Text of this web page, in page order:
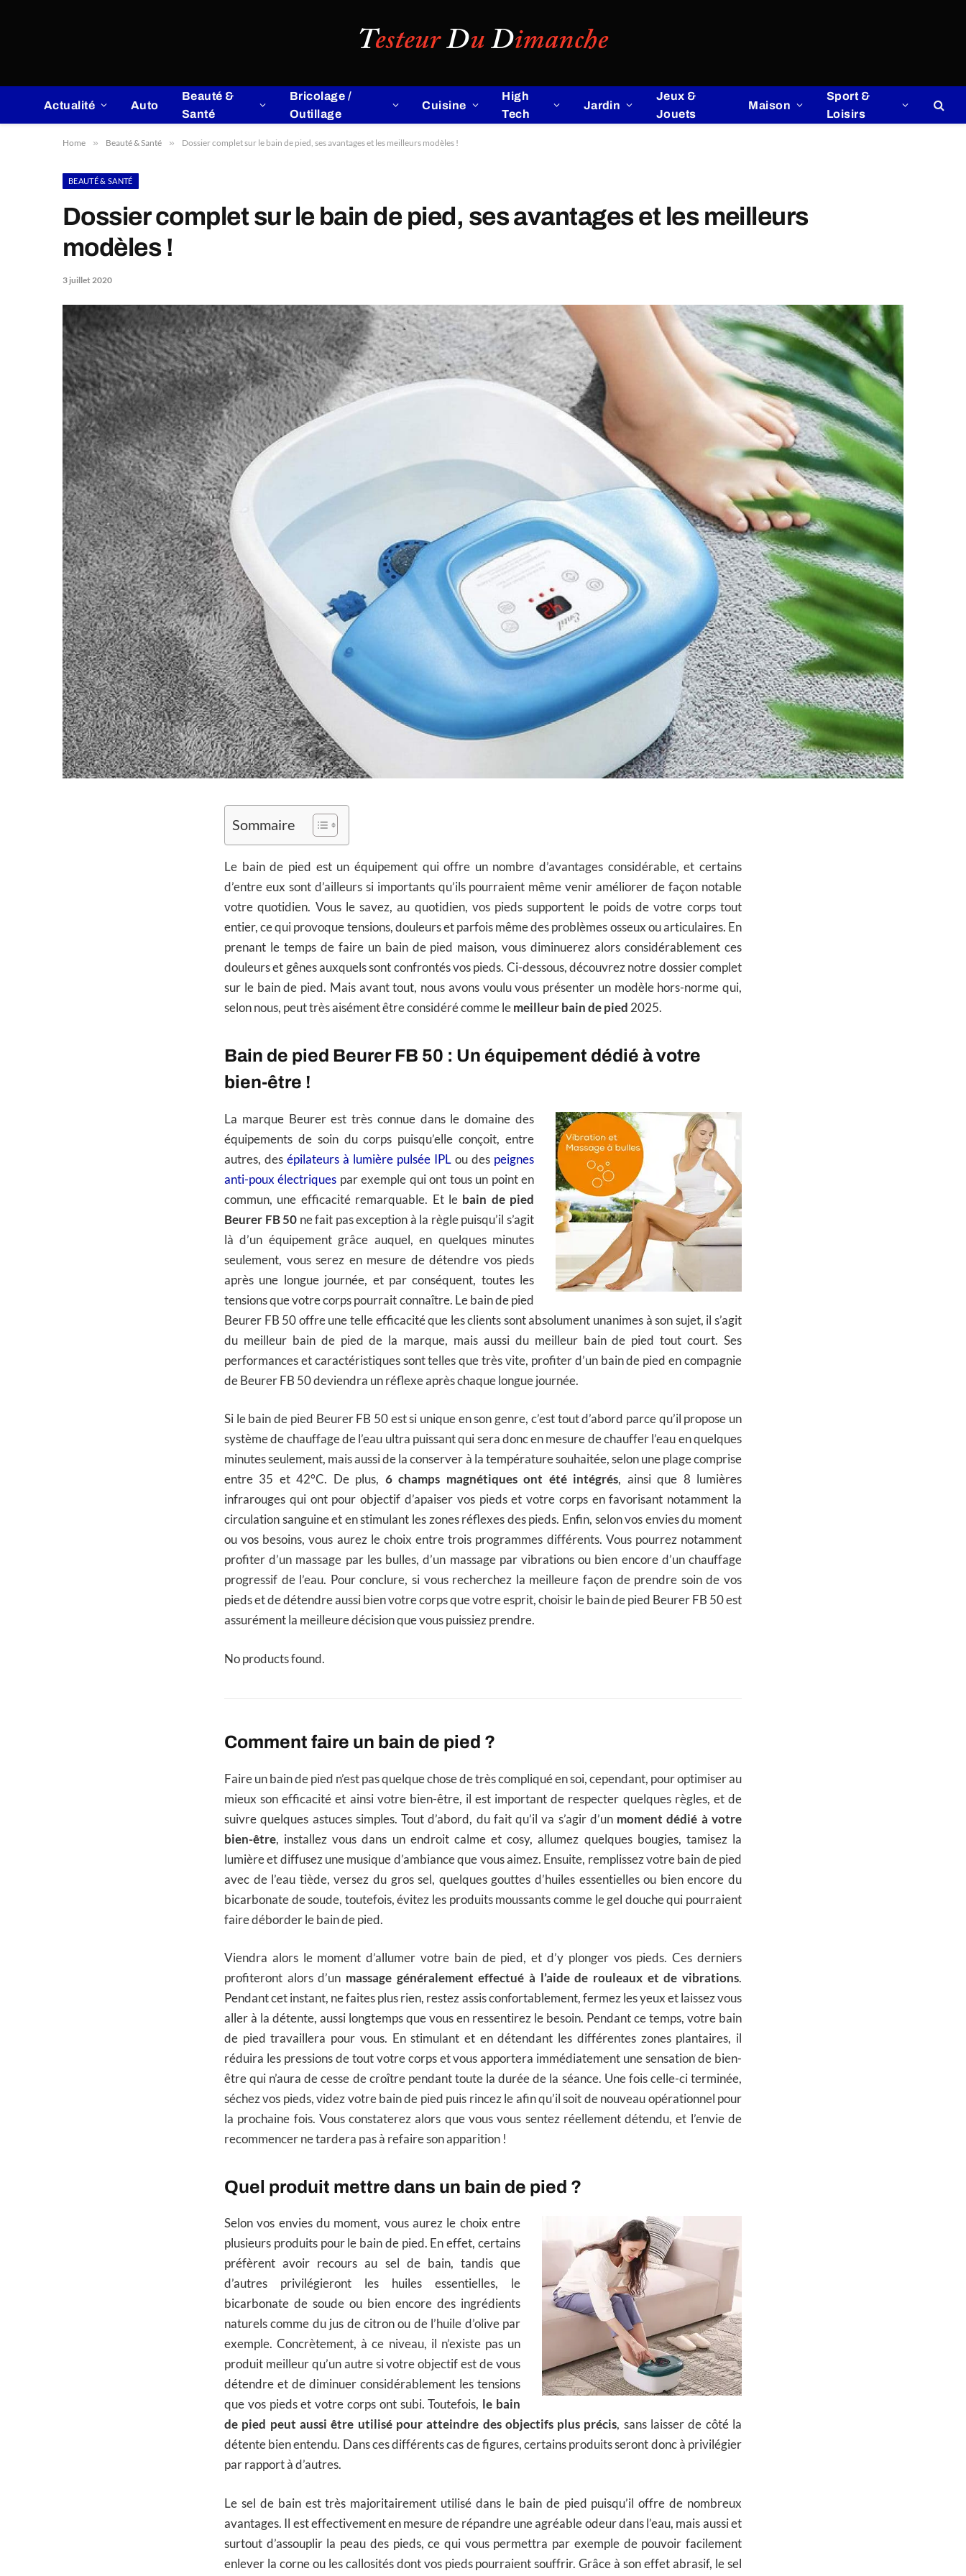
Actualité Auto
Beauté &
Santé
Bricolage /
Outillage
Cuisine
High
Tech
Jardin
Jeux &
Jouets
Maison
Sport &
Loisirs
Home » Beauté & Santé » Dossier complet sur le bain de pied, ses avantages et les meilleurs modèles !
BEAUTÉ & SANTÉ
Dossier complet sur le bain de pied, ses avantages et les meilleurs
modèles !
3 juillet 2020
Sommaire
Le bain de pied est un équipement qui offre un nombre d’avantages considérable, et certains
d’entre eux sont d’ailleurs si importants qu’ils pourraient même venir améliorer de façon notable
votre quotidien. Vous le savez, au quotidien, vos pieds supportent le poids de votre corps tout
entier, ce qui provoque tensions, douleurs et parfois même des problèmes osseux ou articulaires. En
prenant le temps de faire un bain de pied maison, vous diminuerez alors considérablement ces
douleurs et gênes auxquels sont confrontés vos pieds. Ci-dessous, découvrez notre dossier complet
sur le bain de pied. Mais avant tout, nous avons voulu vous présenter un modèle hors-norme qui,
selon nous, peut très aisément être considéré comme le meilleur bain de pied 2025.
Bain de pied Beurer FB 50 : Un équipement dédié à votre
bien-être !
La marque Beurer est très connue dans le domaine des
équipements de soin du corps puisqu’elle conçoit, entre
autres, des épilateurs à lumière pulsée IPL ou des peignes
anti-poux électriques par exemple qui ont tous un point en
commun, une efficacité remarquable. Et le bain de pied
Beurer FB 50 ne fait pas exception à la règle puisqu’il s’agit
là d’un équipement grâce auquel, en quelques minutes
seulement, vous serez en mesure de détendre vos pieds
après une longue journée, et par conséquent, toutes les
tensions que votre corps pourrait connaître. Le bain de pied
Beurer FB 50 offre une telle efficacité que les clients sont absolument unanimes à son sujet, il s’agit
du meilleur bain de pied de la marque, mais aussi du meilleur bain de pied tout court. Ses
performances et caractéristiques sont telles que très vite, profiter d’un bain de pied en compagnie
de Beurer FB 50 deviendra un réflexe après chaque longue journée.
Si le bain de pied Beurer FB 50 est si unique en son genre, c’est tout d’abord parce qu’il propose un
système de chauffage de l’eau ultra puissant qui sera donc en mesure de chauffer l’eau en quelques
minutes seulement, mais aussi de la conserver à la température souhaitée, selon une plage comprise
entre 35 et 42°C. De plus, 6 champs magnétiques ont été intégrés, ainsi que 8 lumières
infrarouges qui ont pour objectif d’apaiser vos pieds et votre corps en favorisant notamment la
circulation sanguine et en stimulant les zones réflexes des pieds. Enfin, selon vos envies du moment
ou vos besoins, vous aurez le choix entre trois programmes différents. Vous pourrez notamment
profiter d’un massage par les bulles, d’un massage par vibrations ou bien encore d’un chauffage
progressif de l’eau. Pour conclure, si vous recherchez la meilleure façon de prendre soin de vos
pieds et de détendre aussi bien votre corps que votre esprit, choisir le bain de pied Beurer FB 50 est
assurément la meilleure décision que vous puissiez prendre.
No products found.
Comment faire un bain de pied ?
Faire un bain de pied n’est pas quelque chose de très compliqué en soi, cependant, pour optimiser au
mieux son efficacité et ainsi votre bien-être, il est important de respecter quelques règles, et de
suivre quelques astuces simples. Tout d’abord, du fait qu’il va s’agir d’un moment dédié à votre
bien-être, installez vous dans un endroit calme et cosy, allumez quelques bougies, tamisez la
lumière et diffusez une musique d’ambiance que vous aimez. Ensuite, remplissez votre bain de pied
avec de l’eau tiède, versez du gros sel, quelques gouttes d’huiles essentielles ou bien encore du
bicarbonate de soude, toutefois, évitez les produits moussants comme le gel douche qui pourraient
faire déborder le bain de pied.
Viendra alors le moment d’allumer votre bain de pied, et d’y plonger vos pieds. Ces derniers
profiteront alors d’un massage généralement effectué à l’aide de rouleaux et de vibrations.
Pendant cet instant, ne faites plus rien, restez assis confortablement, fermez les yeux et laissez vous
aller à la détente, aussi longtemps que vous en ressentirez le besoin. Pendant ce temps, votre bain
de pied travaillera pour vous. En stimulant et en détendant les différentes zones plantaires, il
réduira les pressions de tout votre corps et vous apportera immédiatement une sensation de bien-
être qui n’aura de cesse de croître pendant toute la durée de la séance. Une fois celle-ci terminée,
séchez vos pieds, videz votre bain de pied puis rincez le afin qu’il soit de nouveau opérationnel pour
la prochaine fois. Vous constaterez alors que vous vous sentez réellement détendu, et l’envie de
recommencer ne tardera pas à refaire son apparition !
Quel produit mettre dans un bain de pied ?
Selon vos envies du moment, vous aurez le choix entre
plusieurs produits pour le bain de pied. En effet, certains
préfèrent avoir recours au sel de bain, tandis que
d’autres privilégieront les huiles essentielles, le
bicarbonate de soude ou bien encore des ingrédients
naturels comme du jus de citron ou de l’huile d’olive par
exemple. Concrètement, à ce niveau, il n’existe pas un
produit meilleur qu’un autre si votre objectif est de vous
détendre et de diminuer considérablement les tensions
que vos pieds et votre corps ont subi. Toutefois, le bain
de pied peut aussi être utilisé pour atteindre des objectifs plus précis, sans laisser de côté la
détente bien entendu. Dans ces différents cas de figures, certains produits seront donc à privilégier
par rapport à d’autres.
Le sel de bain est très majoritairement utilisé dans le bain de pied puisqu’il offre de nombreux
avantages. Il est effectivement en mesure de répandre une agréable odeur dans l’eau, mais aussi et
surtout d’assouplir la peau des pieds, ce qui vous permettra par exemple de pouvoir facilement
enlever la corne ou les callosités dont vos pieds pourraient souffrir. Grâce à son effet abrasif, le sel